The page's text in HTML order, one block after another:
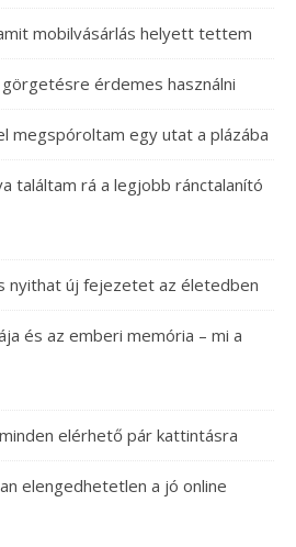
mobilvásárlás helyett tettem
érdemes használni
megspóroltam egy utat a plázába
találtam rá a legjobb ránctalanító
nyithat új fejezetet az életedben
és az emberi memória – mi a
elérhető pár kattintásra
elengedhetetlen a jó online